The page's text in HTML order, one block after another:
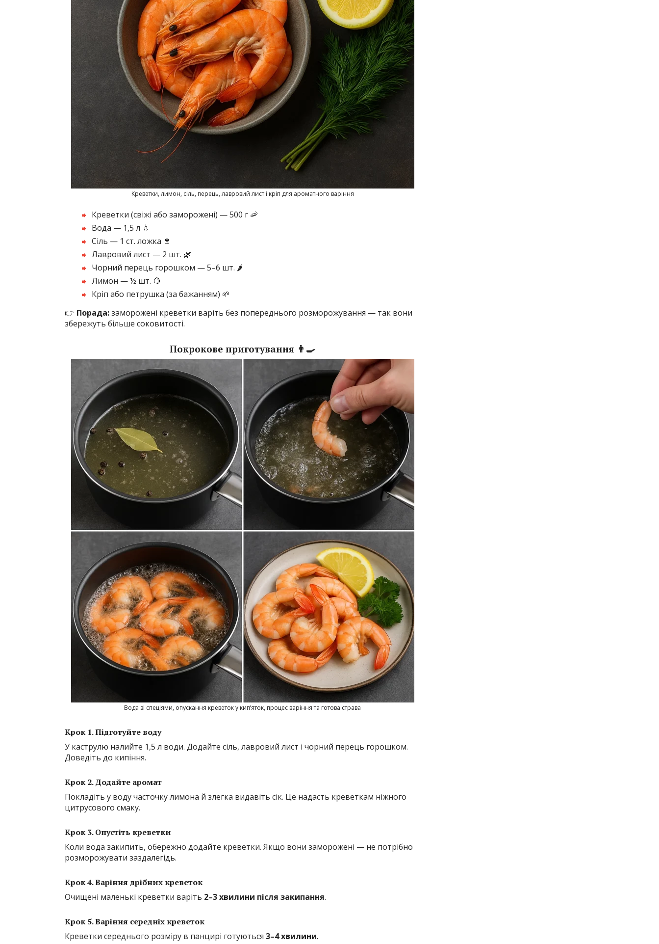
Креветки, лимон, сіль, перець, лавровий лист і кріп для ароматного варіння
Креветки (свіжі або заморожені) — 500 г 🦐
Вода — 1,5 л 💧
Сіль — 1 ст. ложка 🧂
Лавровий лист — 2 шт. 🌿
Чорний перець горошком — 5–6 шт. 🌶️
Лимон — ½ шт. 🍋
Кріп або петрушка (за бажанням) 🌱
👉 Порада:заморожені креветки варіть без попереднього розморожування — так вони
збережуть більше соковитості.
Покрокове приготування 👨‍🍳
Вода зі спеціями, опускання креветок у кип’яток, процес варіння та готова страва
Крок 1. Підготуйте воду
У каструлю налийте 1,5 л води. Додайте сіль, лавровий лист і чорний перець горошком.
Доведіть до кипіння.
Крок 2. Додайте аромат
Покладіть у воду часточку лимона й злегка видавіть сік. Це надасть креветкам ніжного
цитрусового смаку.
Крок 3. Опустіть креветки
Коли вода закипить, обережно додайте креветки. Якщо вони заморожені — не потрібно
розморожувати заздалегідь.
Крок 4. Варіння дрібних креветок
Очищені маленькі креветки варіть 2–3 хвилини після закипання.
Крок 5. Варіння середніх креветок
Креветки середнього розміру в панцирі готуються 3–4 хвилини.